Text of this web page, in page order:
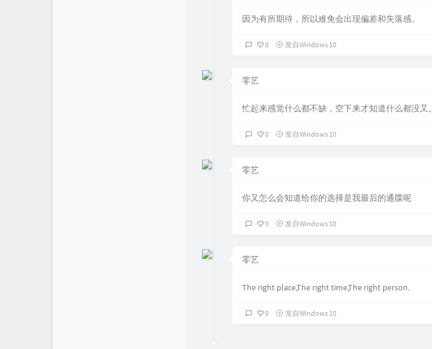
因为有所期待，所以难免会出现偏差和失落感。
0 发自Windows 10
零艺
忙起来感觉什么都不缺，空下来才知道什么都没又。
0 发自Windows 10
零艺
你又怎么会知道给你的选择是我最后的通牒呢
0 发自Windows 10
零艺
The right place,The right time,The right person.
0 发自Windows 10